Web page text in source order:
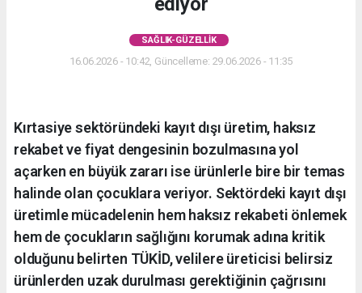
SAĞLIK-GÜZELLIK
16.06.2026 - 10:42, Güncelleme: 29.06.2026 - 11:35
Kırtasiye sektöründeki kayıt dışı üretim, haksız
rekabet ve fiyat dengesinin bozulmasına yol
açarken en büyük zararı ise ürünlerle bire bir temas
halinde olan çocuklara veriyor. Sektördeki kayıt dışı
üretimle mücadelenin hem haksız rekabeti önlemek
hem de çocukların sağlığını korumak adına kritik
olduğunu belirten TÜKİD, velilere üreticisi belirsiz
ürünlerden uzak durulması gerektiğinin çağrısını